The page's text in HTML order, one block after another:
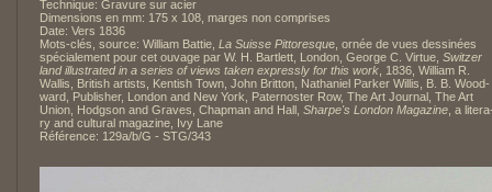
Technique: Gravure sur acier
Dimensions en mm: 175 x 108, marges non comprises
Date: Vers 1836
Mots-clés, source: William Battie, La Suisse Pittoresque, ornée de vues dessinées
spécialement pour cet ouvage par W. H. Bartlett, London, George C. Virtue, Switzer
landillustrated in a series of views taken expressly for this work , 1836, William R.
Wallis, British artists, Kentish Town, John Britton, Nathaniel Parker Willis, B. B. Wood-
ward, Publisher, London and New York, Paternoster Row, The Art Journal, The Art
Union, Hodgson and Graves, Chapman and Hall, Sharpe's London Magazine , a
ry and cultural magazine, Ivy Lane
Référence: 129a/b/G - STG/343